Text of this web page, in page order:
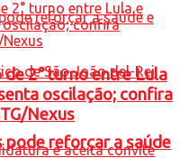
pode reforçar a saúde
de 2° turno entre Lula
oscilação; confira
Nexus